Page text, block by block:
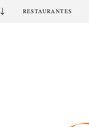
↓ RESTAURANTES